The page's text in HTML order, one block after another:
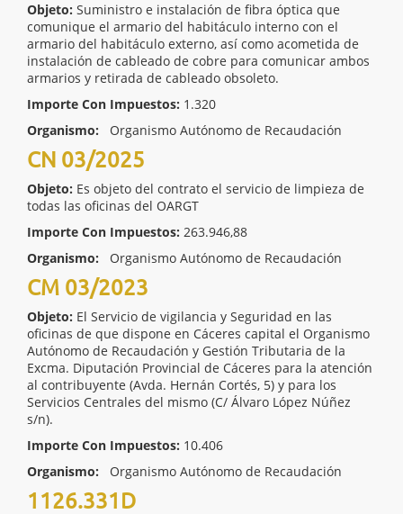
Objeto: Suministro e instalación de fibra óptica que
comunique el armario del habitáculo interno con el
armario del habitáculo externo, así como acometida de
instalación de cableado de cobre para comunicar ambos
armarios y retirada de cableado obsoleto.
Importe Con Impuestos: 1.320
Organismo:
Organismo Autónomo de Recaudación
CN 03/2025
Objeto: Es objeto del contrato el servicio de limpieza de
todas las oficinas del OARGT
Importe Con Impuestos: 263.946,88
Organismo:
Organismo Autónomo de Recaudación
CM 03/2023
Objeto: El Servicio de vigilancia y Seguridad en las
oficinas de que dispone en Cáceres capital el Organismo
Autónomo de Recaudación y Gestión Tributaria de la
Excma. Diputación Provincial de Cáceres para la atención
al contribuyente (Avda. Hernán Cortés, 5) y para los
Servicios Centrales del mismo (C/ Álvaro López Núñez
s/n).
Importe Con Impuestos: 10.406
Organismo:
Organismo Autónomo de Recaudación
1126.331D